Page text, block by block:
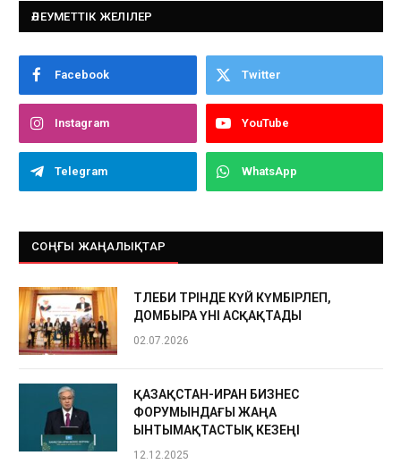
ӘЛЕУМЕТТІК ЖЕЛІЛЕР
Facebook Twitter
Instagram YouTube
Telegram WhatsApp
СОҢҒЫ ЖАҢАЛЫҚТАР
ТӨЛЕБИ ТӨРІНДЕ КҮЙ КҮМБІРЛЕП,
ДОМБЫРА ҮНІ АСҚАҚТАДЫ
02.07.2026
ҚАЗАҚСТАН-ИРАН БИЗНЕС
ФОРУМЫНДАҒЫ ЖАҢА
ЫНТЫМАҚТАСТЫҚ КЕЗЕҢІ
12.12.2025